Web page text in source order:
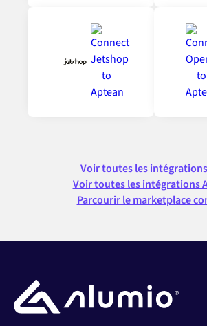
Voir toutes les
Voir toutes les intégrations
Parcourir le marketplace